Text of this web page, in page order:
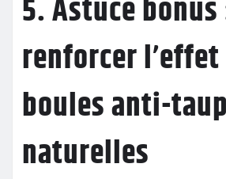
5. Astuce bonus
renforcer l’effet
boules anti-
naturelles